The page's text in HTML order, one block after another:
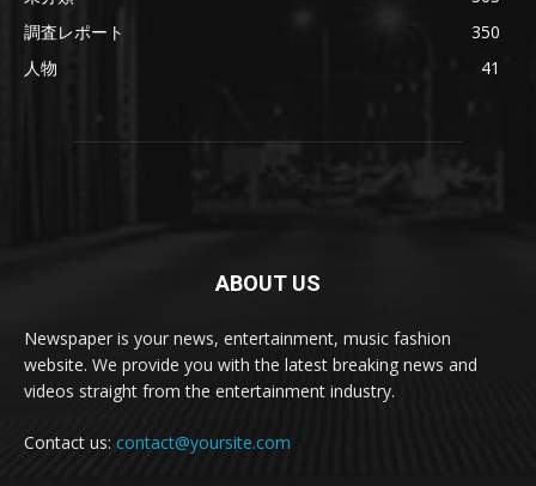
調査レポート
350
人物
41
ABOUT US
Newspaper is your news, entertainment, music fashion
website. We provide you with the latest breaking news and
videos straight from the entertainment industry.
Contact us: contact@yoursite.com